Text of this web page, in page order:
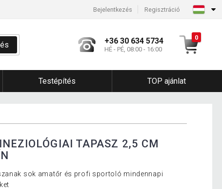
Bejelentkezés Regisztráció
+36 30 634 5734
HÉ - PÉ, 08:00 - 16:00
0
Testépítés TOP ajánlat
TAPASZ 2,5 CM
sok amatőr és profi sportoló mindennapi